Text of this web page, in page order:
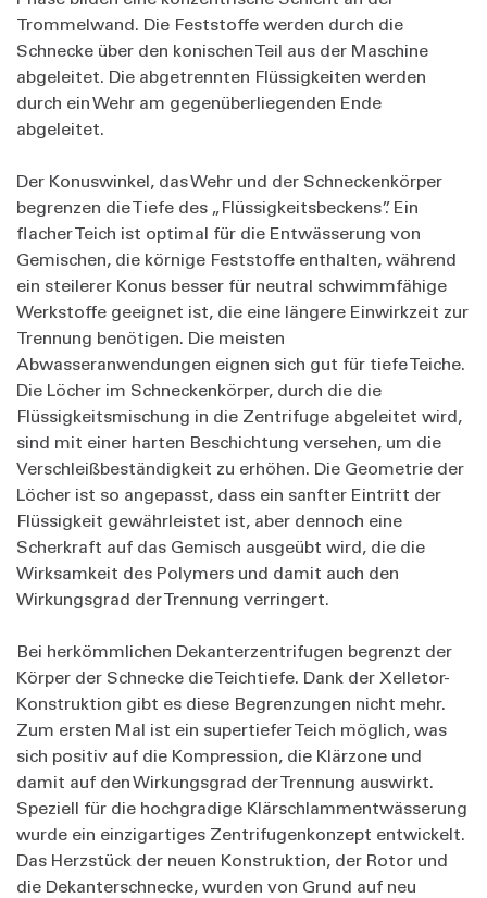
Trommelwand. Die Feststoffe werden durch die
Schnecke über den konischen Teil aus der Maschine
abgeleitet. Die abgetrennten Flüssigkeiten werden
durch ein Wehr am gegenüberliegenden Ende
abgeleitet.
Der Konuswinkel, das Wehr und der Schneckenkörper
begrenzen die Tiefe des „Flüssigkeitsbeckens”. Ein
flacher Teich ist optimal für die Entwässerung von
Gemischen, die körnige Feststoffe enthalten, während
ein steilerer Konus besser für neutral schwimmfähige
Werkstoffe geeignet ist, die eine längere Einwirkzeit zur
Trennung benötigen. Die meisten
Abwasseranwendungen eignen sich gut für tiefe Teiche.
Die Löcher im Schneckenkörper, durch die die
Flüssigkeitsmischung in die Zentrifuge abgeleitet wird,
sind mit einer harten Beschichtung versehen, um die
Verschleißbeständigkeit zu erhöhen. Die Geometrie der
Löcher ist so angepasst, dass ein sanfter Eintritt der
Flüssigkeit gewährleistet ist, aber dennoch eine
Scherkraft auf das Gemisch ausgeübt wird, die die
Wirksamkeit des Polymers und damit auch den
Wirkungsgrad der Trennung verringert.
Bei herkömmlichen Dekanterzentrifugen begrenzt der
Körper der Schnecke die Teichtiefe. Dank der Xelletor-
Konstruktion gibt es diese Begrenzungen nicht mehr.
Zum ersten Mal ist ein supertiefer Teich möglich, was
sich positiv auf die Kompression, die Klärzone und
damit auf den Wirkungsgrad der Trennung auswirkt.
Speziell für die hochgradige Klärschlammentwässerung
wurde ein einzigartiges Zentrifugenkonzept entwickelt.
Das Herzstück der neuen Konstruktion, der Rotor und
die Dekanterschnecke, wurden von Grund auf neu